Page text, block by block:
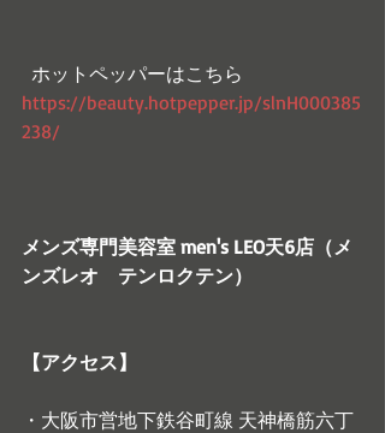
  ホットペッパーはこちら
https://beauty.hotpepper.jp/slnH000385
238/
メンズ専門美容室 men's LEO天6店（メ
ンズレオ　テンロクテン）
【アクセス】
・大阪市営地下鉄谷町線 天神橋筋六丁